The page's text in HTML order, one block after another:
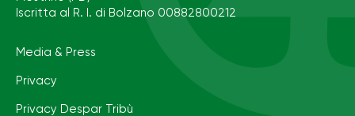
Iscritta al R. I. di Bolzano 00882800212
Media & Press
Privacy
Privacy Despar Tribù